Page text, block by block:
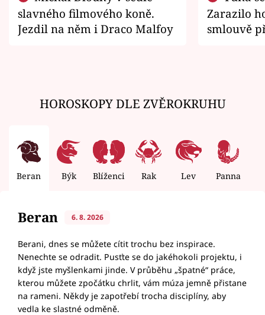
slavného filmového koně.
Jezdil na něm i Draco Malfoy
Zarazilo
smlouvě
HOROSKOPY DLE ZVĚROKRUHU
Beran Býk Blíženci Rak Lev Panna
Beran 6. 8. 2026
Berani, dnes se můžete cítit trochu bez inspirace.
Nenechte se odradit. Pusťte se do jakéhokoli projektu, i
když jste myšlenkami jinde. V průběhu „špatné“ práce,
kterou můžete zpočátku chrlit, vám múza jemně přistane
na rameni. Někdy je zapotřebí trocha disciplíny, aby
vedla ke slastné odměně.